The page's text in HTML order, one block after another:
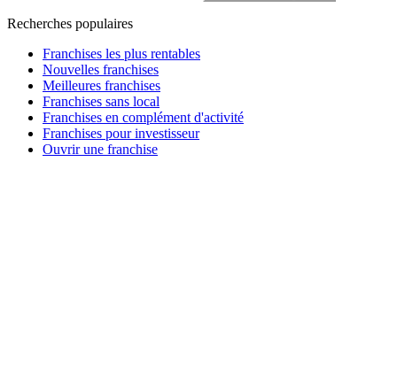
Recherches populaires
Franchises les plus rentables
Nouvelles franchises
Meilleures franchises
Franchises sans local
Franchises en complément d'activité
Franchises pour investisseur
Ouvrir une franchise